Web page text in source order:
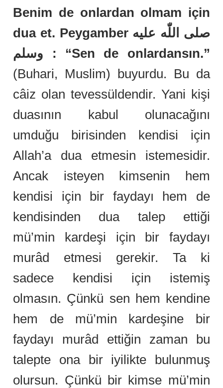
Benim de onlardan olmam için
dua et. Peygamber صلى اللّٰه عليه
وسلم : “Sen de onlardansın.”
(Buhari, Muslim) buyurdu. Bu da
câiz olan tevessüldendir. Yani kişi
duasının kabul olunacağını
umduğu birisinden kendisi için
Allah’a dua etmesin istemesidir.
Ancak isteyen kimsenin hem
kendisi için bir faydayı hem de
kendisinden dua talep ettiği
mü’min kardeşi için bir faydayı
murâd etmesi gerekir. Ta ki
sadece kendisi için istemiş
olmasın. Çünkü sen hem kendine
hem de mü’min kardeşine bir
faydayı murâd ettiğin zaman bu
talepte ona bir iyilikte bulunmuş
olursun. Çünkü bir kimse mü’min